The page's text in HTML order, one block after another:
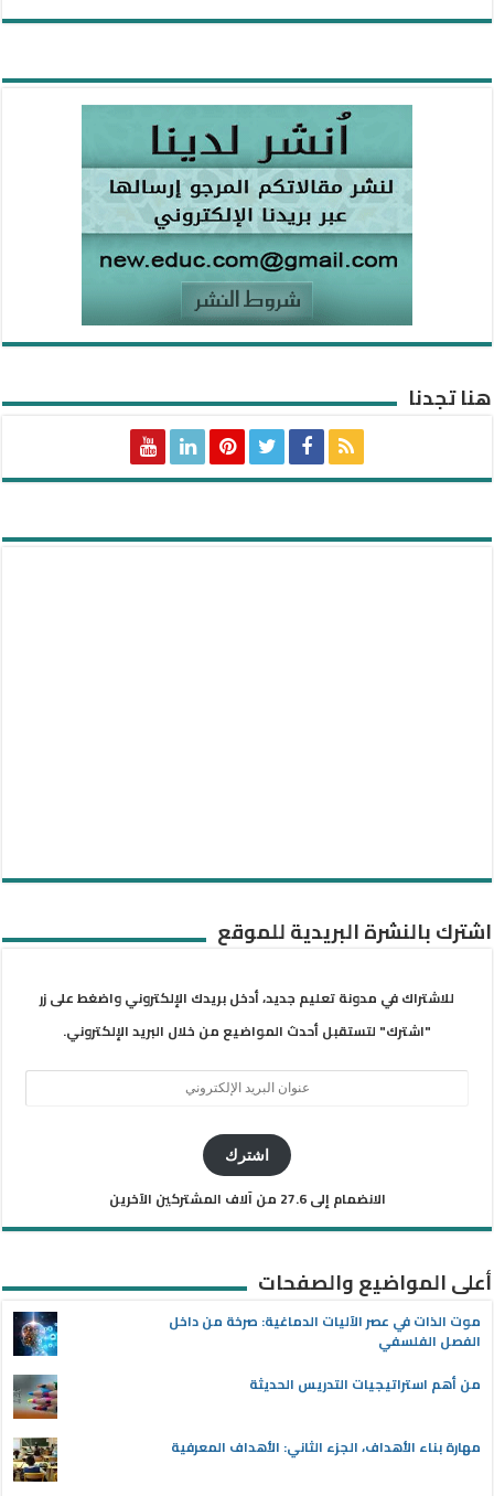
هنا تجدنا
اشترك بالنشرة البريدية للموقع
للاشتراك في مدونة تعليم جديد، أدخل بريدك الإلكتروني واضغط على زر
"اشترك" لتستقبل أحدث المواضيع من خلال البريد الإلكتروني.
اشترك
الانضمام إلى 27.6 من آلاف المشتركين الآخرين
أعلى المواضيع والصفحات
موت الذات في عصر الآليات الدماغية: صرخة من داخل
الفصل الفلسفي
من أهم استراتيجيات التدريس الحديثة
مهارة بناء الأهداف، الجزء الثاني: الأهداف المعرفية